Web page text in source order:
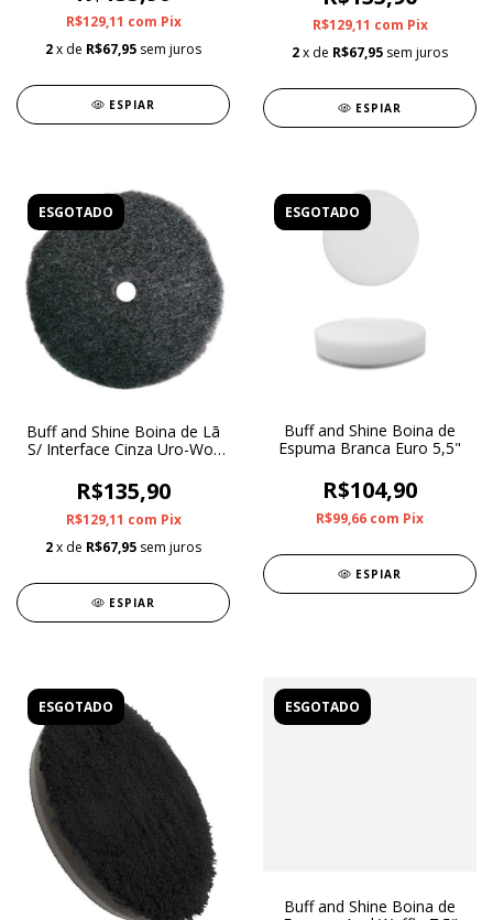
R$129,11 com Pix
2x de R$67,95 sem juros
ESPIAR
R$129,11 com Pix
2x de R$67,95 sem juros
ESPIAR
ESGOTADO
Buff and Shine Boina de Lã
S/ Interface Cinza Uro-Woll
R$135,90
R$129,11 com Pix
2x de R$67,95 sem juros
ESPIAR
ESGOTADO
Buff and Shine Boina de
Espuma Branca Euro 5,5"
R$104,90
R$99,66 com Pix
ESPIAR
ESGOTADO ESGOTADO
Buff and Shine Boina de